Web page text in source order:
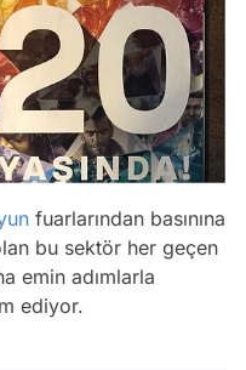
fuarlarından basınına
bu sektör her geçen
emin adımlarla
ediyor.